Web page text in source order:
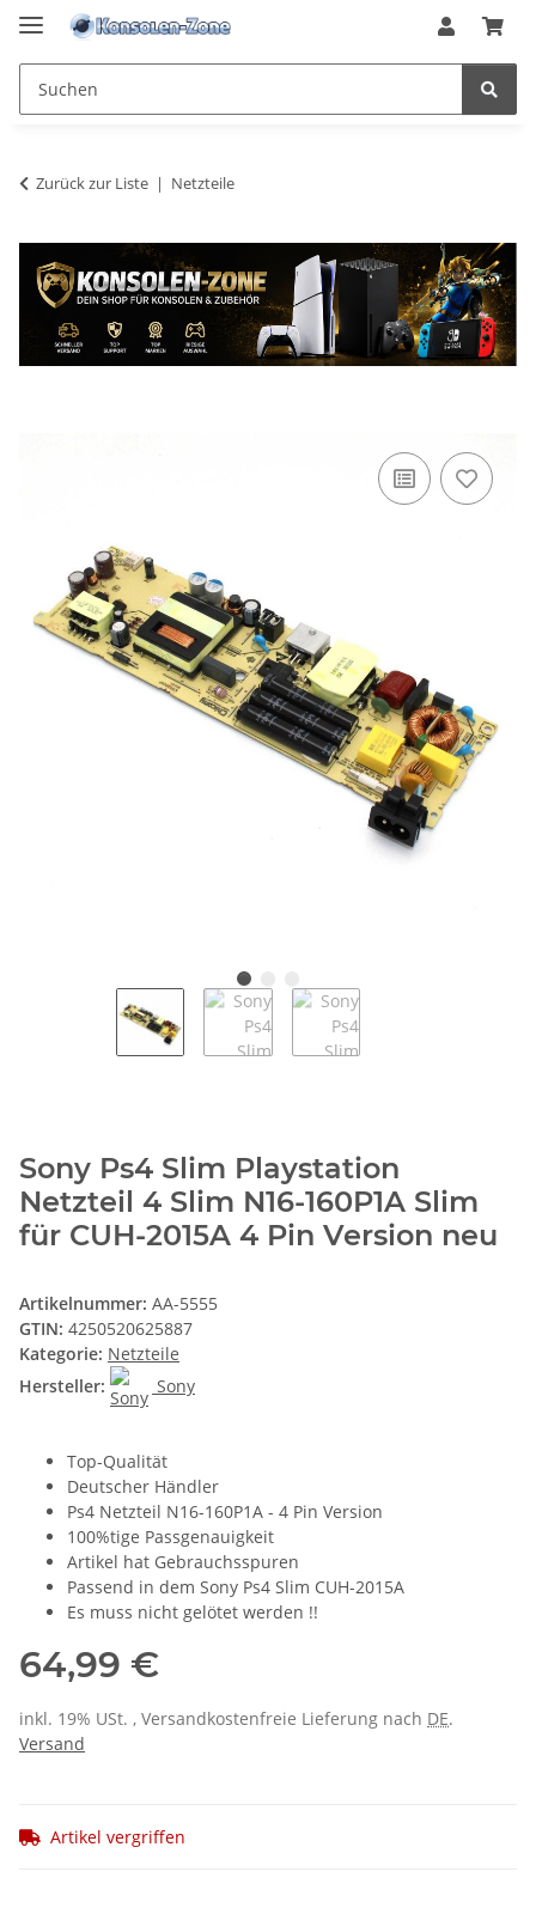
Zurück zur Liste Netzteile
Sony Ps4 Slim Playstation
Netzteil 4 Slim N16-160P1A Slim
für CUH-2015A 4 Pin Version neu
Artikelnummer: AA-5555
GTIN: 4250520625887
Kategorie: Netzteile
Hersteller:
Sony
Top-Qualität
Deutscher Händler
Ps4 Netzteil N16-160P1A - 4 Pin Version
100%tige Passgenauigkeit
Artikel hat Gebrauchsspuren
Passend in dem Sony Ps4 Slim CUH-2015A
Es muss nicht gelötet werden !!
64,99 €
inkl. 19% USt. , Versandkostenfreie Lieferung nach DE.
Versand
Artikel vergriffen